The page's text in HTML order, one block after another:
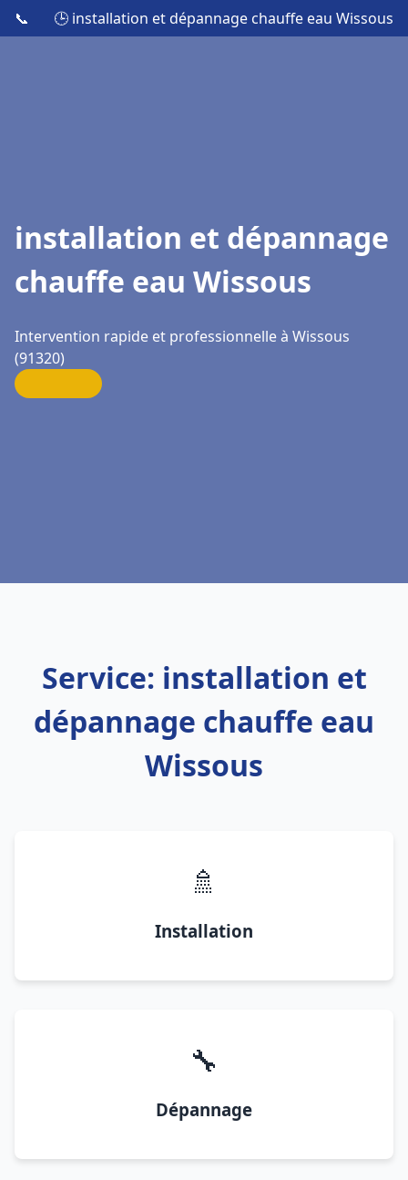
📞 🕒 installation et dépannage chauffe eau Wissous
installation et dépannage
chauffe eau Wissous
Intervention rapide et professionnelle à Wissous
(91320)
Service: installation et
dépannage chauffe eau
Wissous
🚿
Installation
🔧
Dépannage